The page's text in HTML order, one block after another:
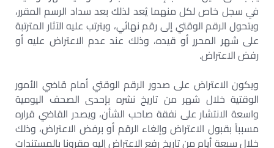
في سجل خاص لكل منهما يُعد لذلك بعد سداد الرسم المقرر،
ويتحول الرقم الوقتي إلى رقم نهائي، ويترتب عليه الآثار المترتبة
على شهر المحرر أو قيده، وذلك عند عدم الاعتراض عليه أو
رفض الاعتراض.
ويكون الاعتراض على صدور الرقم الوقتي أمام قاضي الأمور
الوقتية خلال شهر من تاريخ نشره بإحدى الصحف اليومية
واسعة الانتشار على نفقة صاحب الشأن، ويصدر القاضي قراره
مسبباً بقبول الاعتراض وإلغاء الرقم أو برفض الاعتراض، وذلك
خلال سبعة أيام من تاريخ رفع الاعتراض إليه مقرونا بالمستندات